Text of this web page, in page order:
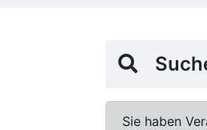
Sie haben